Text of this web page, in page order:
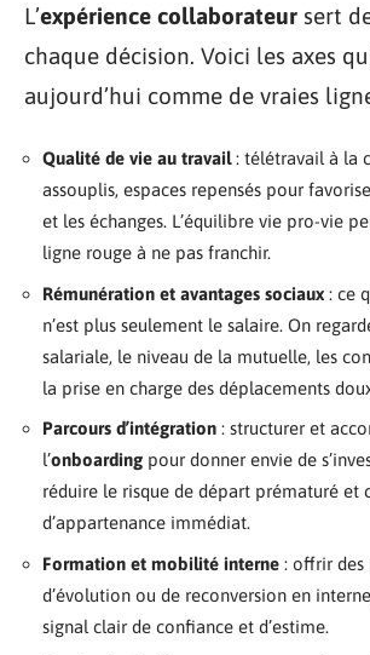
L’expérience collaborateur sert
chaque décision. Voici les axes
aujourd’hui comme de vraies
Qualité de vie au travail: télétravail à la
assouplis, espaces repensés pour
et les échanges. L’équilibre vie pro-vie
ligne rouge à ne pas franchir.
Rémunération et avantages sociaux : ce
n’est plus seulement le salaire. On
salariale, le niveau de la mutuelle, les
la prise en charge des déplacements
Parcours d’intégration : structurer et
l’onboarding pour donner envie de
réduire le risque de départ prématuré et
d’appartenance immédiat.
Formation et mobilité interne : offrir des
d’évolution ou de reconversion en
signal clair de confiance et d’estime.